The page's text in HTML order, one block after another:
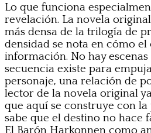
Lo que funciona
revelación. La novela
más densa de la trilogía de
densidad se nota en cómo
información. No hay
secuencia existe para
personaje, una relación de
lector de la novela original
que aquí se construye con
sabe que el destino no hace
El Barón Harkonnen como